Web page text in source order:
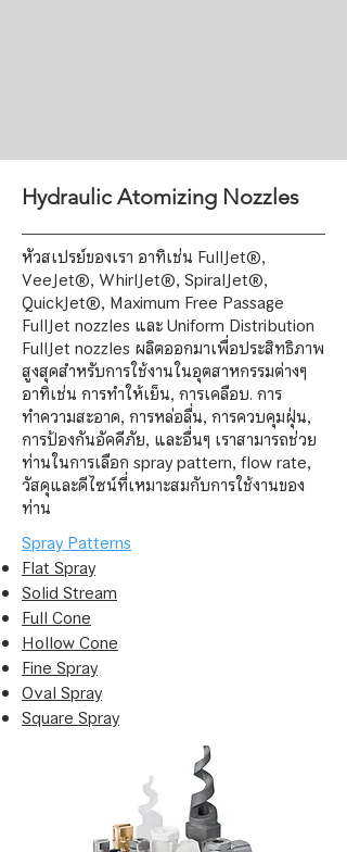
Hydraulic Atomizing Nozzles
หัวสเปรย์ของเรา อาทิเช่น FullJet®,
VeeJet®, WhirlJet®, SpiralJet®,
QuickJet®, Maximum Free Passage
FullJet nozzles และ Uniform Distribution
FullJet nozzles ผลิตออกมาเพื่อประสิทธิภาพ
สูงสุดสำหรับการใช้งานในอุตสาหกรรมต่างๆ
อาทิเช่น การทำให้เย็น, การเคลือบ. การ
ทำความสะอาด, การหล่อลื่น, การควบคุมฝุ่น,
การป้องกันอัคคีภัย, และอื่นๆ เราสามารถช่วย
ท่านในการเลือก spray pattern, flow rate,
วัสดุและดีไซน์ที่เหมาะสมกับการใช้งานของ
ท่าน
Spray Patterns
Flat Spray
Solid Stream
Full Cone
Hollow Cone
Fine Spray
Oval Spray
Square Spray